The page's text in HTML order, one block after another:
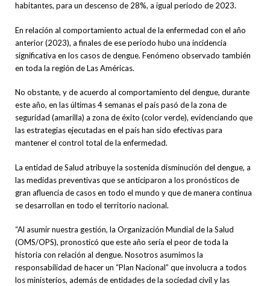
habitantes, para un descenso de 28%, a igual periodo de 2023.
En relación al comportamiento actual de la enfermedad con el año
anterior (2023), a finales de ese periodo hubo una incidencia
significativa en los casos de dengue. Fenómeno observado también
en toda la región de Las Américas.
No obstante, y de acuerdo al comportamiento del dengue, durante
este año, en las últimas 4 semanas el país pasó de la zona de
seguridad (amarilla) a zona de éxito (color verde), evidenciando que
las estrategias ejecutadas en el país han sido efectivas para
mantener el control total de la enfermedad.
La entidad de Salud atribuye la sostenida disminución del dengue, a
las medidas preventivas que se anticiparon a los pronósticos de
gran afluencia de casos en todo el mundo y que de manera continua
se desarrollan en todo el territorio nacional.
“Al asumir nuestra gestión, la Organización Mundial de la Salud
(OMS/OPS), pronosticó que este año sería el peor de toda la
historia con relación al dengue. Nosotros asumimos la
responsabilidad de hacer un “Plan Nacional” que involucra a todos
los ministerios, además de entidades de la sociedad civil y las